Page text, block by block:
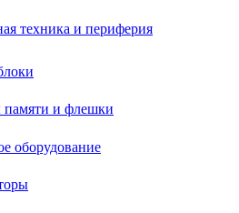
техника и периферия
памяти и флешки
оборудование